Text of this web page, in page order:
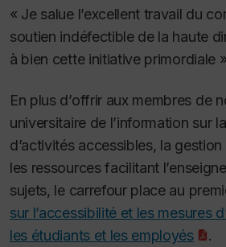
« Je salue l’excellent travail du
soutien indéfectible de la haute
à bien cette initiative primordiale
En plus d’offrir aux membres de
universitaire de l’information sur
d’activités accessibles, la
les ressources facilitant
sujets, le carrefour place au
sur l’accessibilité et les mesures
les étudiants et les employés
.